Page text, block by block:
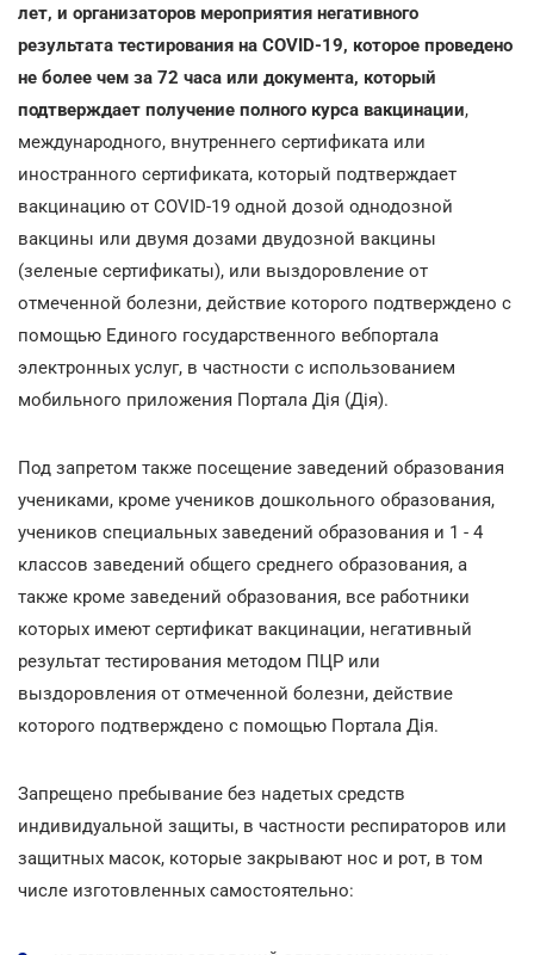
лет, и организаторов мероприятия негативного
результата тестирования на COVID-19, которое проведено
не более чем за 72 часа или документа, который
подтверждает получение полного курса вакцинации,
международного, внутреннего сертификата или
иностранного сертификата, который подтверждает
вакцинацию от COVID-19 одной дозой однодозной
вакцины или двумя дозами двудозной вакцины
(зеленые сертификаты), или выздоровление от
отмеченной болезни, действие которого подтверждено с
помощью Единого государственного вебпортала
электронных услуг, в частности с использованием
мобильного приложения Портала Дія (Дія).
Под запретом также посещение заведений образования
учениками, кроме учеников дошкольного образования,
учеников специальных заведений образования и 1 - 4
классов заведений общего среднего образования, а
также кроме заведений образования, все работники
которых имеют сертификат вакцинации, негативный
результат тестирования методом ПЦР или
выздоровления от отмеченной болезни, действие
которого подтверждено с помощью Портала Дія.
Запрещено пребывание без надетых средств
индивидуальной защиты, в частности респираторов или
защитных масок, которые закрывают нос и рот, в том
числе изготовленных самостоятельно: